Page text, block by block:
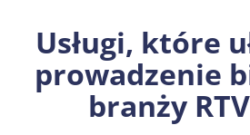
Usługi, które
prowadzenie
branży